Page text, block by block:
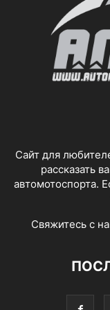
Сайт для
рассказать
автомотоспорта.
Свяжитесь с